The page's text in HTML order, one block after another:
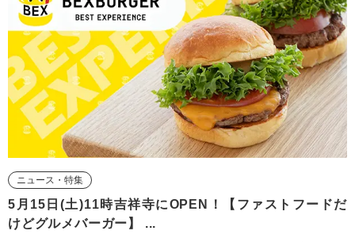
ニュース・特集
5月15日(土)11時吉祥寺にOPEN！【ファストフードだ
けどグルメバーガー】 ...